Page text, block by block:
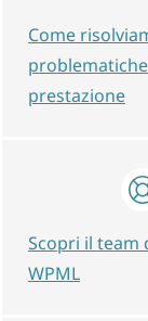
Come
prestazione
Scopri il team
WPML